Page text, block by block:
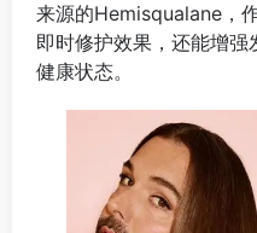
来源的Hemisqualane，
即时修护效果，还能增
健康状态。